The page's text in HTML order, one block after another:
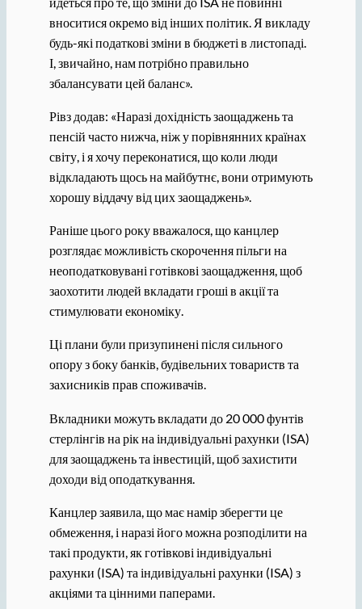
вноситися окремо від інших політик. Я викладу
будь-які податкові зміни в бюджеті в листопаді.
І, звичайно, нам потрібно правильно
збалансувати цей баланс».
Рівз додав: «Наразі дохідність заощаджень та
пенсій часто нижча, ніж у порівнянних країнах
світу, і я хочу переконатися, що коли люди
відкладають щось на майбутнє, вони отримують
хорошу віддачу від цих заощаджень».
Раніше цього року вважалося, що канцлер
розглядає можливість скорочення пільги на
неоподатковувані готівкові заощадження, щоб
заохотити людей вкладати гроші в акції та
стимулювати економіку.
Ці плани були призупинені після сильного
опору з боку банків, будівельних товариств та
захисників прав споживачів.
Вкладники можуть вкладати до 20 000 фунтів
стерлінгів на рік на індивідуальні рахунки (ISA)
для заощаджень та інвестицій, щоб захистити
доходи від оподаткування.
Канцлер заявила, що має намір зберегти це
обмеження, і наразі його можна розподілити на
такі продукти, як готівкові індивідуальні
рахунки (ISA) та індивідуальні рахунки (ISA) з
акціями та цінними паперами.